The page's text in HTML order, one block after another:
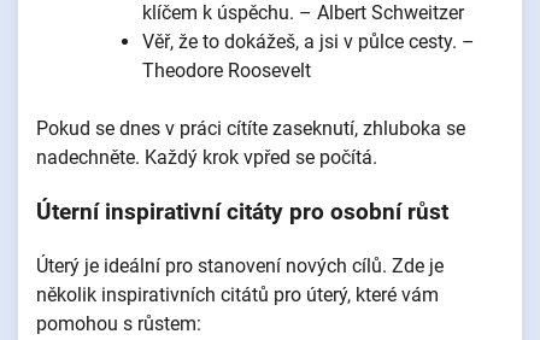
klíčem k úspěchu. – Albert Schweitzer
Věř, že to dokážeš, a jsi v půlce cesty. –
Theodore Roosevelt
Pokud se dnes v práci cítíte zaseknutí, zhluboka se
nadechněte. Každý krok vpřed se počítá.
Úterní inspirativní citáty pro osobní růst
Úterý je ideální pro stanovení nových cílů. Zde je
několik inspirativních citátů pro úterý, které vám
pomohou s růstem: